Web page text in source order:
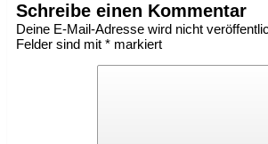
Schreibe einen Kommentar
Deine E-Mail-Adresse wird nicht
Felder sind mit * markiert